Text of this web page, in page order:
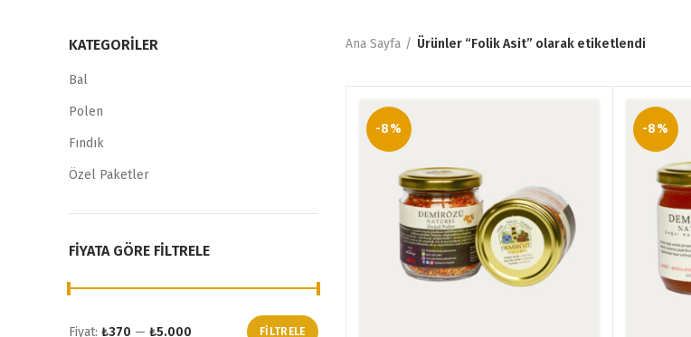
KATEGORILER
Bal
Polen
Fındık
Özel Paketler
FIYATA GÖRE FILTRELE
FILTRELE
Fiyat: ₺370 — ₺5.000
Ana Sayfa Ürünler “Folik Asit” olarak etiketlendi
-8% -8%